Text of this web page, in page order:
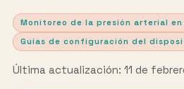
Monitoreo de la presión arterial en
Guías de configuración del
Última actualización: 11 de